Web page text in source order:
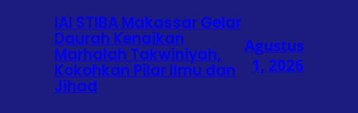
IAI STIBA Makassar Gelar
Daurah Kenaikan
Marhalah Takwiniyah,
Kokohkan Pilar Ilmu dan
Jihad
Agustus
1, 2026